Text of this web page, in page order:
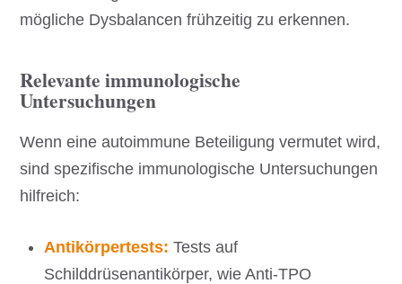
mögliche Dysbalancen frühzeitig zu erkennen.
Relevante immunologische
Untersuchungen
Wenn eine autoimmune Beteiligung vermutet wird,
sind spezifische immunologische Untersuchungen
hilfreich:
Antikörpertests:Tests auf
Schilddrüsenantikörper, wie Anti-TPO